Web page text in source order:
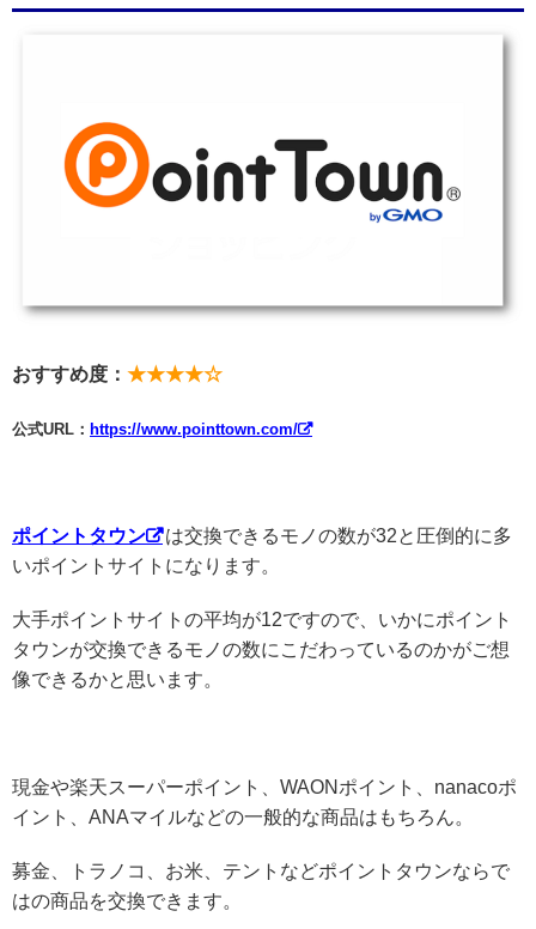
おすすめ度： ★★★★☆
公式URL： https://www.pointtown.com/
ポイントタウン
は交換できるモノの数が32と圧倒的に多
いポイントサイトになります。
大手ポイントサイトの平均が12ですので、いかにポイント
タウンが交換できるモノの数にこだわっているのかがご想
像できるかと思います。
現金や楽天スーパーポイント、WAONポイント、nanacoポ
イント、ANAマイルなどの一般的な商品はもちろん。
募金、トラノコ、お米、テントなどポイントタウンならで
はの商品を交換できます。